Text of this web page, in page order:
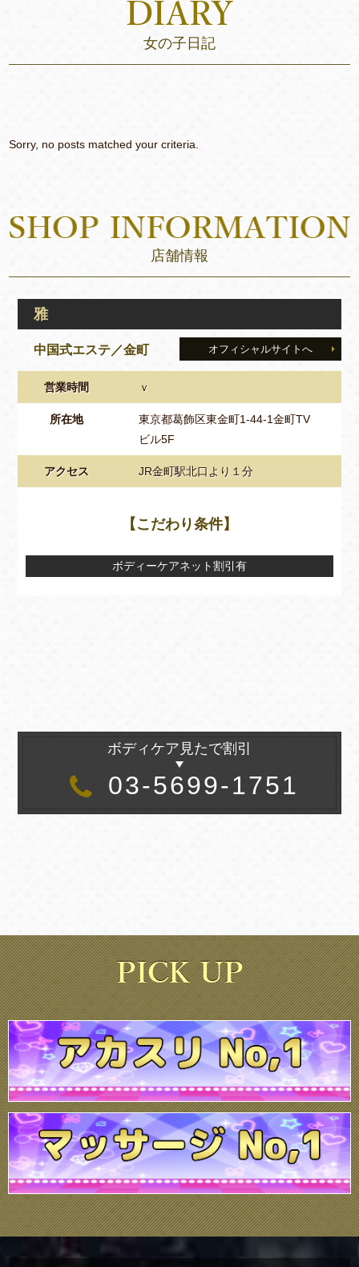
女の子日記
Sorry, no posts matched your criteria.
店舗情報
雅
オフィシャルサイトへ
中国式エステ／金町
営業時間 ｖ
所在地
東京都葛飾区東金町1-44-1金町TV
ビル5F
アクセス JR金町駅北口より１分
【こだわり条件】
ボディーケアネット割引有
ボディケア見たで割引
03-5699-1751